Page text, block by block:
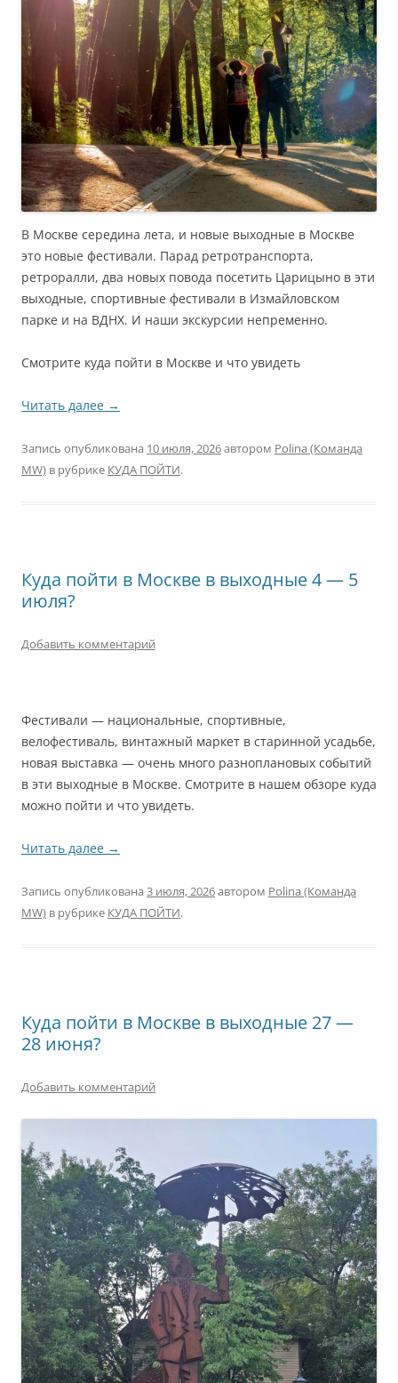
В Москве середина лета, и новые выходные в Москве
это новые фестивали. Парад ретротранспорта,
ретроралли, два новых повода посетить Царицыно в эти
выходные, спортивные фестивали в Измайловском
парке и на ВДНХ. И наши экскурсии непременно.
Смотрите куда пойти в Москве и что увидеть
Читать далее →
Запись опубликована 10 июля, 2026автором Polina (Команда
MW) в рубрике КУДА ПОЙТИ.
Куда пойти в Москве в выходные 4 — 5
июля?
Добавить комментарий
Фестивали — национальные, спортивные,
велофестиваль, винтажный маркет в старинной усадьбе,
новая выставка — очень много разноплановых событий
в эти выходные в Москве. Смотрите в нашем обзоре куда
можно пойти и что увидеть.
Читать далее →
Запись опубликована 3 июля, 2026автором Polina (Команда
MW) в рубрике КУДА ПОЙТИ.
Куда пойти в Москве в выходные 27 —
28 июня?
Добавить комментарий